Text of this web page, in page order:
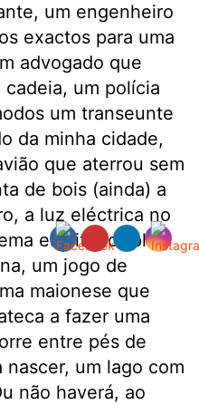
um engenheiro
exactos para uma
advogado que
um polícia
um transeunte
da minha cidade,
que aterrou sem
de bois (ainda) a
a luz eléctrica no
escrito, o “plié”
um jogo de
maionese que
a fazer uma
entre pés de
um lago com
não haverá, ao